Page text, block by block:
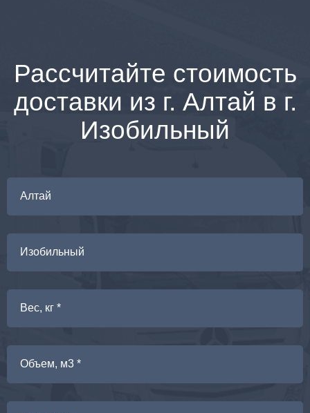
Рассчитайте стоимость
доставки из г. Алтай в г.
Изобильный